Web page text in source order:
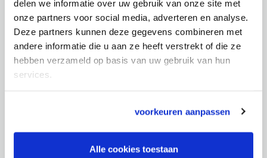
delen we informatie over uw gebruik van onze site met
onze partners voor social media, adverteren en analyse.
Deze partners kunnen deze gegevens combineren met
andere informatie die u aan ze heeft verstrekt of die ze
hebben verzameld op basis van uw gebruik van hun
services.
voorkeuren aanpassen
Alle cookies toestaan
geupdate. De informatie is onder voorbehoud van